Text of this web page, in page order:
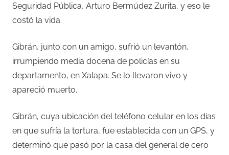
Seguridad Pública, Arturo Bermúdez Zurita, y eso le
costó la vida.
Gibrán, junto con un amigo, sufrió un levantón,
irrumpiendo media docena de policías en su
departamento, en Xalapa. Se lo llevaron vivo y
apareció muerto.
Gibrán, cuya ubicación del teléfono celular en los días
en que sufría la tortura, fue establecida con un GPS, y
determinó que pasó por la casa del general de cero